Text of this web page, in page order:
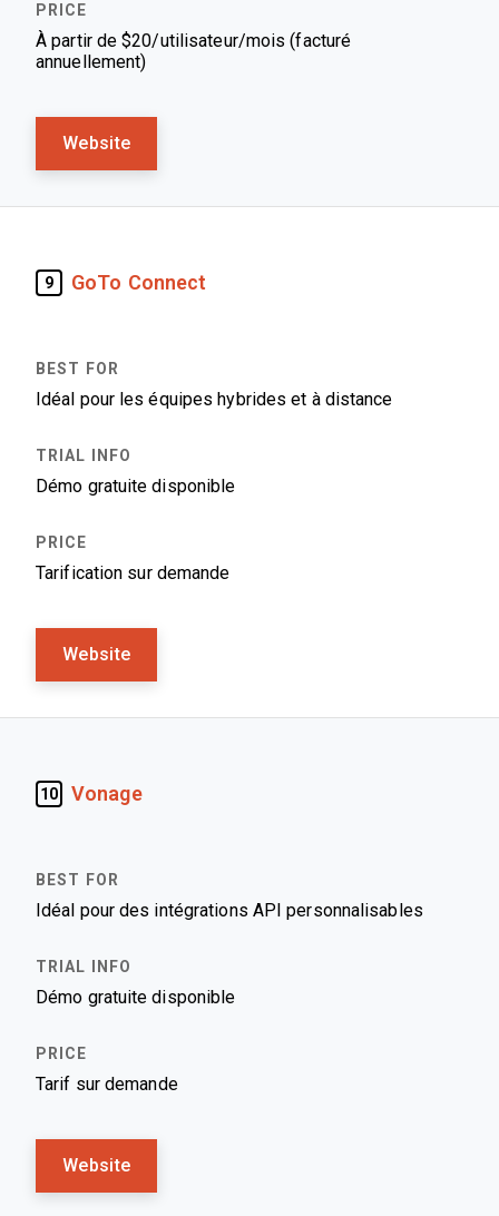
À partir de $20/utilisateur/mois (facturé
annuellement)
Website
9 GoTo Connect
Idéal pour les équipes hybrides et à distance
Démo gratuite disponible
Tarification sur demande
Website
10 Vonage
Idéal pour des intégrations API personnalisables
Démo gratuite disponible
Tarif sur demande
Website